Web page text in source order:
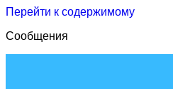
Перейти к содержимому
Сообщения